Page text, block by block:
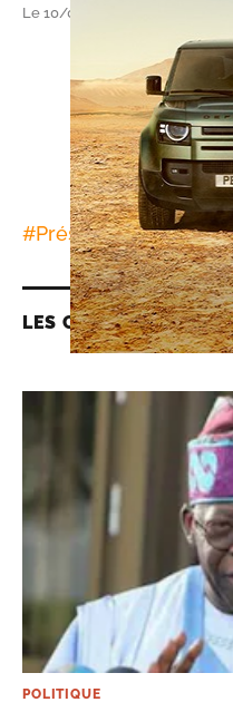
Le 10/06/2022 à 11h29, mis à
#Présidentielle #
LES CONTENUS LIÉS
POLITIQUE